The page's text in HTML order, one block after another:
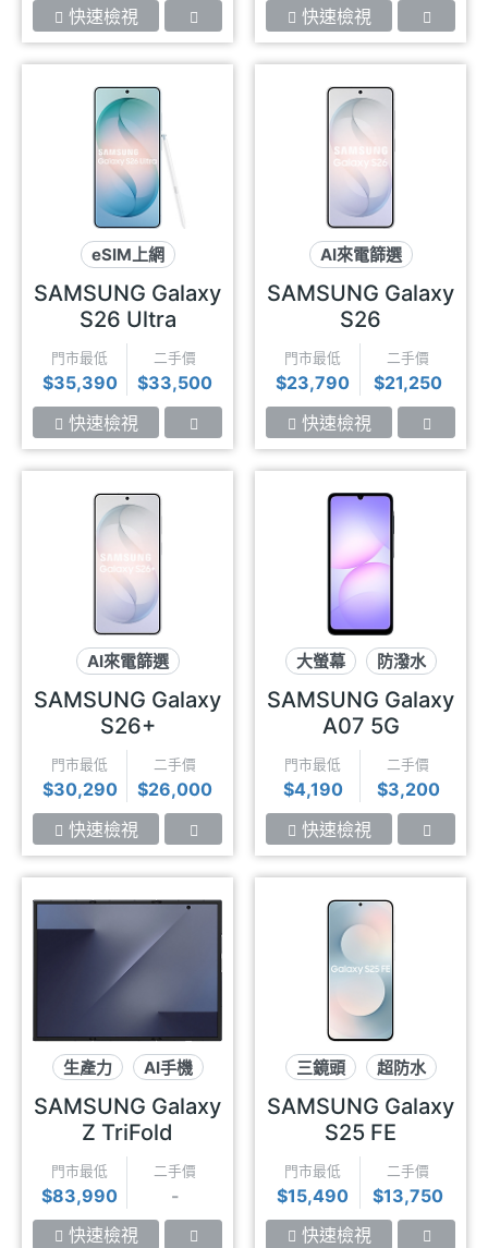
快速檢視 快速檢視
eSIM上網
智慧防窺
SPen
SAMSUNG Galaxy
S26 Ultra
門市最低
$35,390
二手價
$33,500
快速檢視
AI來電篩選
水平錄影
eSIM上網
SAMSUNG Galaxy
S26
門市最低
$23,790
二手價
$21,250
快速檢視
AI來電篩選
水平錄影
eSIM上網
SAMSUNG Galaxy
S26+
門市最低
$30,290
二手價
$26,000
快速檢視
大螢幕
防潑水
6千大電量
SAMSUNG Galaxy
A07 5G
門市最低
$4,190
二手價
$3,200
快速檢視
生產力
AI手機
三摺疊螢幕
SAMSUNG Galaxy
Z TriFold
門市最低
$83,990
二手價
-
快速檢視
三鏡頭
超防水
AI手機
SAMSUNG Galaxy
S25 FE
門市最低
$15,490
二手價
$13,750
快速檢視